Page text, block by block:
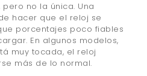
no la única. Una
hacer que el reloj se
porcentajes poco fiables
En algunos modelos,
muy tocada, el reloj
más de lo normal.